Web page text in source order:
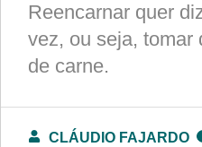
Reencarnar quer
vez, ou seja, tomar
de carne.
CLÁUDIO FAJARDO